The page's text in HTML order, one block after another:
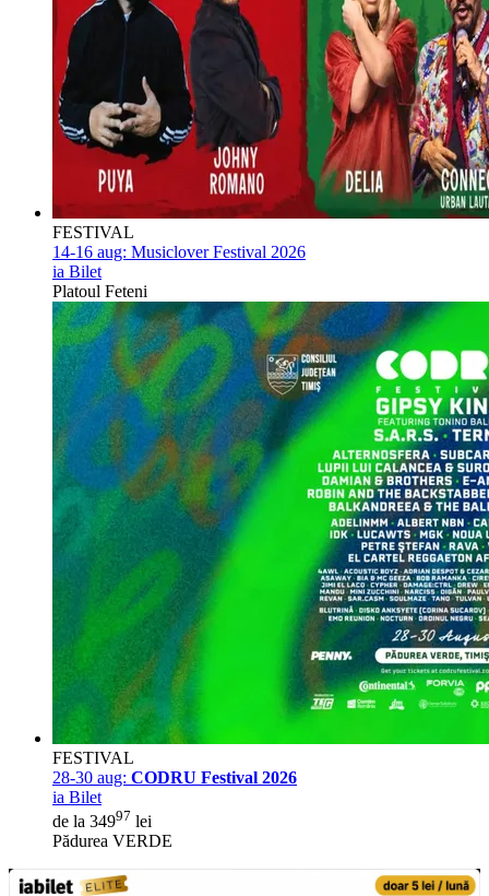
FESTIVAL
14-16 aug: Musiclover Festival 2026
ia Bilet
Platoul Feteni
FESTIVAL
28-30 aug: CODRU Festival 2026
ia Bilet
de la 34997 lei
Pădurea VERDE